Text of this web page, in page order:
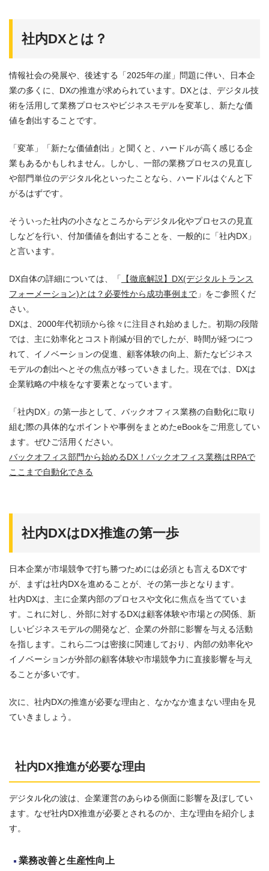
社内DXとは？
情報社会の発展や、後述する「2025年の崖」問題に伴い、日本企
業の多くに、DXの推進が求められています。DXとは、デジタル技
術を活用して業務プロセスやビジネスモデルを変革し、新たな価
値を創出することです。
「変革」「新たな価値創出」と聞くと、ハードルが高く感じる企
業もあるかもしれません。しかし、一部の業務プロセスの見直し
や部門単位のデジタル化といったことなら、ハードルはぐんと下
がるはずです。
そういった社内の小さなところからデジタル化やプロセスの見直
しなどを行い、付加価値を創出することを、一般的に「社内DX」
と言います。
DX自体の詳細については、「
【徹底解説】DX(デジタルトランス
フォーメーション)とは？必要性から成功事例まで 」をご参照くだ
さい。
DXは、2000年代初頭から徐々に注目され始めました。初期の段階
では、主に効率化とコスト削減が目的でしたが、時間が経つにつ
れて、イノベーションの促進、顧客体験の向上、新たなビジネス
モデルの創出へとその焦点が移っていきました。現在では、DXは
企業戦略の中核をなす要素となっています。
「社内DX」の第一歩として、バックオフィス業務の自動化に取り
組む際の具体的なポイントや事例をまとめたeBookをご用意してい
ます。ぜひご活用ください。
バックオフィス部門から始めるDX！バックオフィス業務はRPAで
ここまで自動化できる
社内DXはDX推進の第一歩
日本企業が市場競争で打ち勝つためには必須とも言えるDXです
が、まずは社内DXを進めることが、その第一歩となります。
社内DXは、主に企業内部のプロセスや文化に焦点を当てていま
す。これに対し、外部に対するDXは顧客体験や市場との関係、新
しいビジネスモデルの開発など、企業の外部に影響を与える活動
を指します。これら二つは密接に関連しており、内部の効率化や
イノベーションが外部の顧客体験や市場競争力に直接影響を与え
ることが多いです。
次に、社内DXの推進が必要な理由と、なかなか進まない理由を見
ていきましょう。
社内DX推進が必要な理由
デジタル化の波は、企業運営のあらゆる側面に影響を及ぼしてい
ます。なぜ社内DX推進が必要とされるのか、主な理由を紹介しま
す。
業務改善と生産性向上